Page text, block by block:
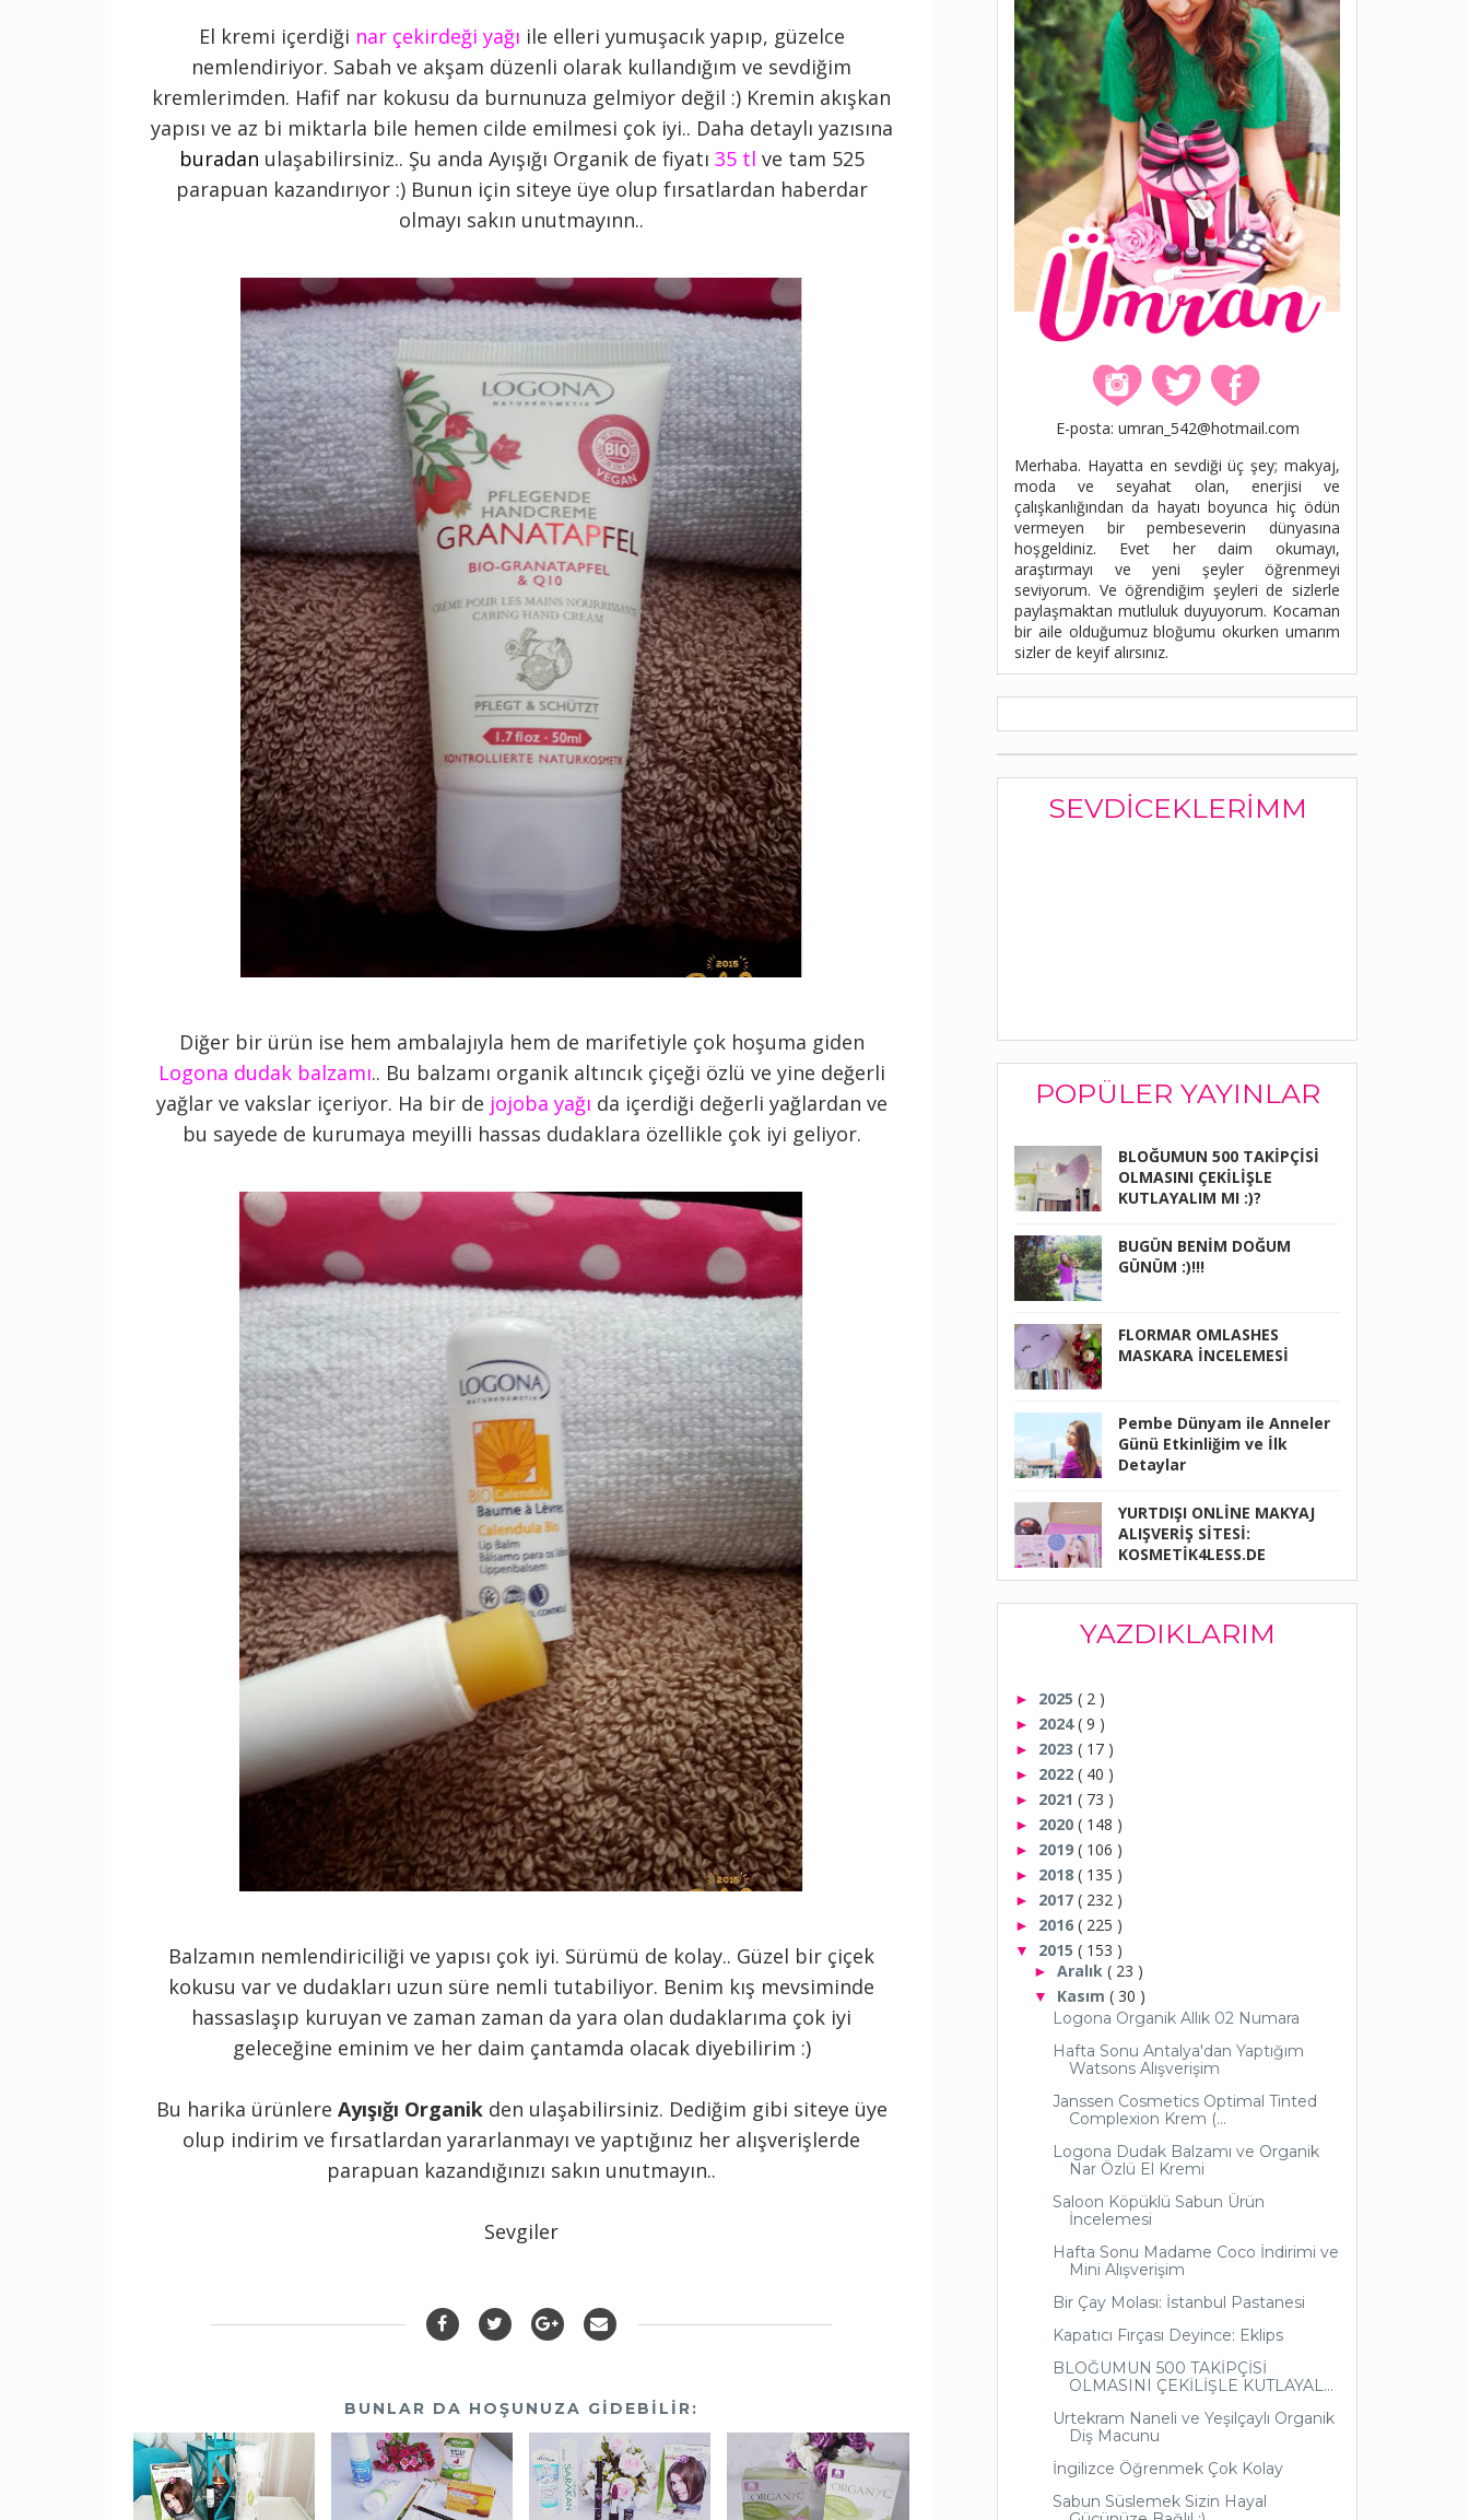
El kremi içerdiği nar çekirdeği yağı ile elleri yumuşacık yapıp, güzelce
nemlendiriyor. Sabah ve akşam düzenli olarak kullandığım ve sevdiğim
kremlerimden. Hafif nar kokusu da burnunuza gelmiyor değil :) Kremin akışkan
yapısı ve az bi miktarla bile hemen cilde emilmesi çok iyi.. Daha detaylı yazısına
buradan ulaşabilirsiniz.. Şu anda Ayışığı Organik de fiyatı 35 tl ve tam 525
parapuan kazandırıyor :) Bunun için siteye üye olup fırsatlardan haberdar
olmayı sakın unutmayınn..
Diğer bir ürün ise hem ambalajıyla hem de marifetiyle çok hoşuma giden
Logona dudak balzamı.. Bu balzamı organik altıncık çiçeği özlü ve yine değerli
yağlar ve vakslar içeriyor. Ha bir de jojoba yağı da içerdiği değerli yağlardan ve
bu sayede de kurumaya meyilli hassas dudaklara özellikle çok iyi geliyor.
Balzamın nemlendiriciliği ve yapısı çok iyi. Sürümü de kolay.. Güzel bir çiçek
kokusu var ve dudakları uzun süre nemli tutabiliyor. Benim kış mevsiminde
hassaslaşıp kuruyan ve zaman zaman da yara olan dudaklarıma çok iyi
geleceğine eminim ve her daim çantamda olacak diyebilirim :)
Bu harika ürünlere Ayışığı Organikden ulaşabilirsiniz. Dediğim gibi siteye üye
olup indirim ve fırsatlardan yararlanmayı ve yaptığınız her alışverişlerde
parapuan kazandığınızı sakın unutmayın..
Sevgiler
BUNLAR DA HOŞUNUZA GIDEBILIR:
E-posta: umran_542@hotmail.com
Merhaba. Hayatta en sevdiği üç şey; makyaj,
moda ve seyahat olan, enerjisi ve
çalışkanlığından da hayatı boyunca hiç ödün
vermeyen bir pembeseverin dünyasına
hoşgeldiniz. Evet her daim okumayı,
araştırmayı ve yeni şeyler öğrenmeyi
seviyorum. Ve öğrendiğim şeyleri de sizlerle
paylaşmaktan mutluluk duyuyorum. Kocaman
bir aile olduğumuz bloğumu okurken umarım
sizler de keyif alırsınız.
SEVDICEKLERIMM
POPÜLER YAYINLAR
BLOĞUMUN 500 TAKİPÇİSİ
OLMASINI ÇEKİLİŞLE
KUTLAYALIM MI :)?
BUGÜN BENİM DOĞUM
GÜNÜM :)!!!
FLORMAR OMLASHES
MASKARA İNCELEMESİ
Pembe Dünyam ile Anneler
Günü Etkinliğim ve İlk
Detaylar
YURTDIŞI ONLİNE MAKYAJ
ALIŞVERİŞ SİTESİ:
KOSMETİK4LESS.DE
YAZDIKLARIM
► 2025 ( 2 )
► 2024( 9 )
► 2023 ( 17 )
► 2022 ( 40 )
► 2021 ( 73 )
► 2020 ( 148 )
► 2019 ( 106 )
► 2018 ( 135 )
► 2017 ( 232 )
► 2016 ( 225 )
▼ 2015 ( 153 )
► Aralık ( 23 )
▼ Kasım ( 30 )
Logona Organik Allık 02 Numara
Hafta Sonu Antalya'dan Yaptığım
Watsons Alışverişim
Janssen Cosmetics Optimal Tinted
Complexion Krem (...
Logona Dudak Balzamı ve Organik
Nar Özlü El Kremi
Saloon Köpüklü Sabun Ürün
İncelemesi
Hafta Sonu Madame Coco İndirimi ve
Mini Alışverişim
Bir Çay Molası: İstanbul Pastanesi
Kapatıcı Fırçası Deyince: Eklips
BLOĞUMUN 500 TAKİPÇİSİ
OLMASINI ÇEKİLİŞLE KUTLAYAL...
Urtekram Naneli ve Yeşilçaylı Organik
Diş Macunu
İngilizce Öğrenmek Çok Kolay
Sabun Süslemek Sizin Hayal